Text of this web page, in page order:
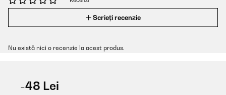
Scrieți recenzie
Nu există nici o recenzie la acest produs.
-48 Lei